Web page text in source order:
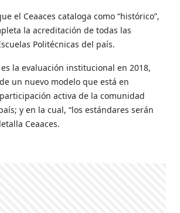
el Ceaaces cataloga como “histórico”,
la acreditación de todas las
Politécnicas del país.
la evaluación institucional en 2018,
un nuevo modelo que está en
activa de la comunidad
y en la cual, “los estándares serán
Ceaaces.